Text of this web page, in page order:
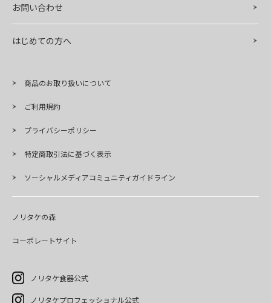
お問い合わせ
はじめての方へ
商品のお取り扱いについて
ご利用規約
プライバシーポリシー
特定商取引法に基づく表示
ソーシャルメディアコミュニティガイドライン
ノリタケの森
コーポレートサイト
ノリタケ食器公式
ノリタケプロフェッショナル公式